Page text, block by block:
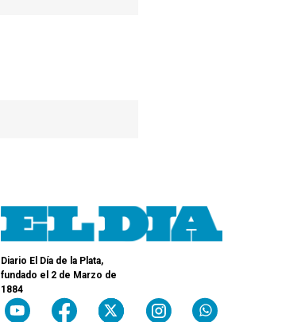
Diario El Día de la Plata,
fundado el 2 de Marzo de
1884